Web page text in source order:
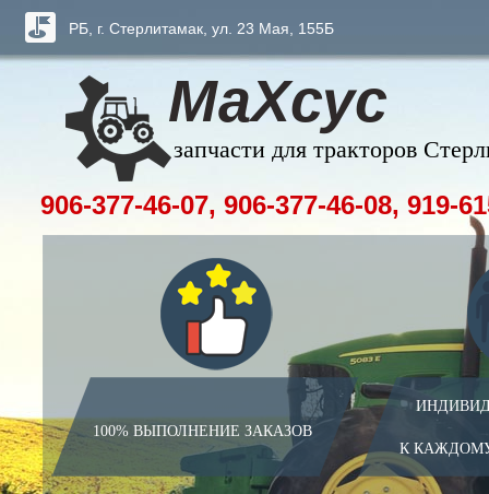
МаХсус
запчасти для тракторов
100% ВЫПОЛНЕНИЕ ЗАКАЗОВ
К
РБ, г. Стерлитамак, ул. 23 Мая, 155Б
906-377-46-07, 906-377-46-08, 919-